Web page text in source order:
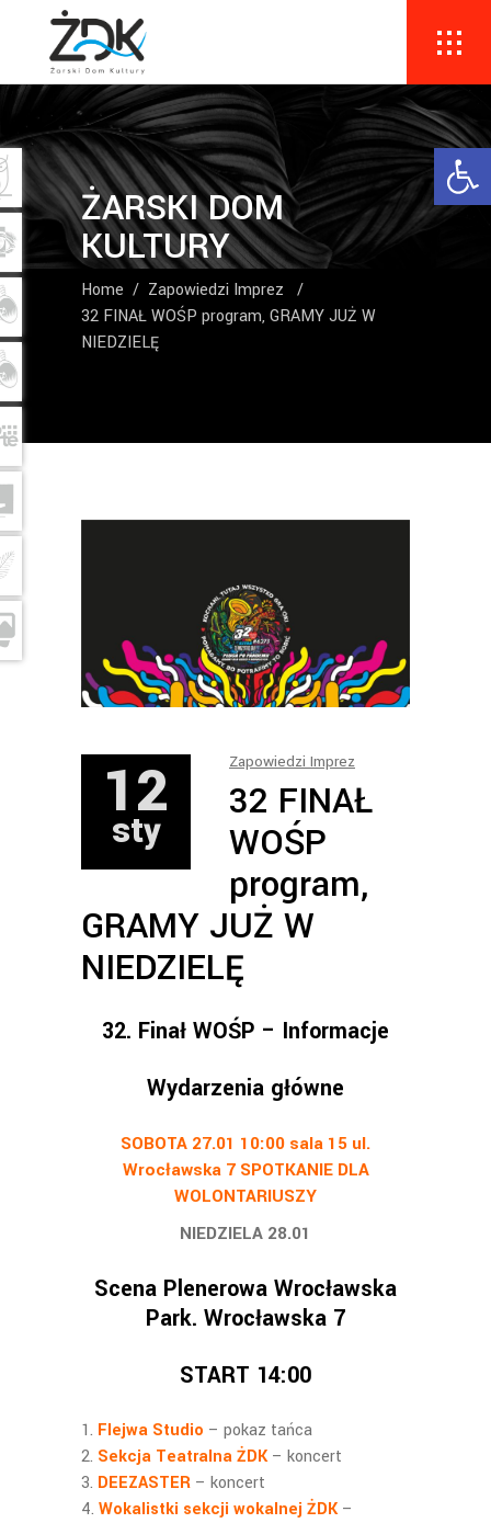
ŻARSKI DOM
KULTURY
Home / Zapowiedzi Imprez
/
32 FINAŁ WOŚP program, GRAMY JUŻ W
NIEDZIELĘ
12
sty
Zapowiedzi Imprez
32 FINAŁ
WOŚP
program,
GRAMY JUŻ W
NIEDZIELĘ
32. Finał WOŚP – Informacje
Wydarzenia główne
SOBOTA 27.01 10:00 sala 15 ul.
Wrocławska 7 SPOTKANIE DLA
WOLONTARIUSZY
NIEDZIELA 28.01
Scena Plenerowa Wrocławska
Park. Wrocławska 7
START 14:00
Flejwa Studio – pokaz tańca
Sekcja Teatralna ŻDK– koncert
DEEZASTER – koncert
Wokalistki sekcji wokalnej ŻDK–